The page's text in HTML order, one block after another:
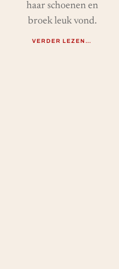
haar schoenen en
broek leuk vond.
VERDER LEZEN…